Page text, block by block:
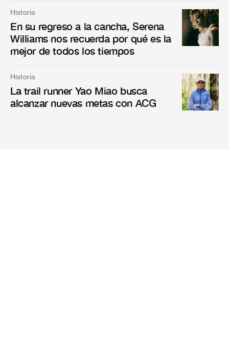
Historia
En su regreso a la cancha, Serena
Williams nos recuerda por qué es la
mejor de todos los tiempos
Historia
La trail runner Yao Miao busca
alcanzar nuevas metas con ACG